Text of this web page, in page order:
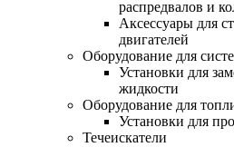
распредвалов и
Аксессуары для
двигателей
Оборудование для
Установки для
жидкости
Оборудование для
Установки для
Течеискатели